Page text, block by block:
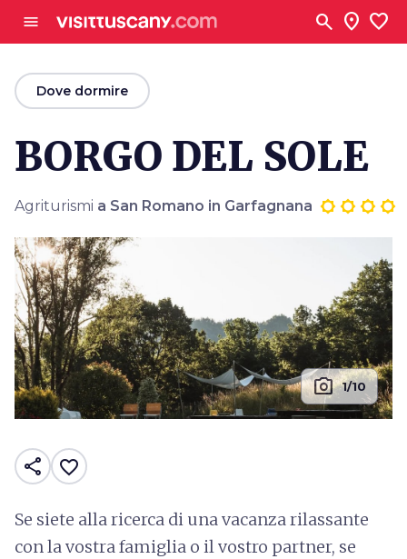
menu search location_on favorite
arrow_backDove dormire
BORGO DEL SOLE
Agriturismi a San Romano in Garfagnana
photo_camera 1/10
share favorite_border
Se siete alla ricerca di una vacanza rilassante
con la vostra famiglia o il vostro partner, se